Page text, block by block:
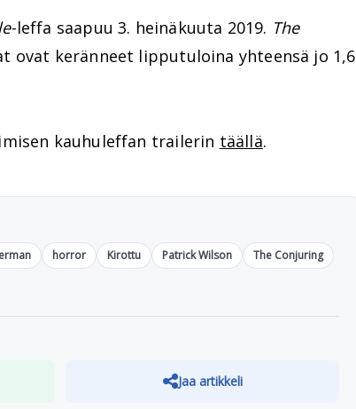
-leffa saapuu 3. heinäkuuta 2019. The
ovat keränneet lipputuloina yhteensä jo 1,6
kauhuleffan trailerin täällä.
horror Kirottu Patrick Wilson
The Conjuring
Jaa artikkeli